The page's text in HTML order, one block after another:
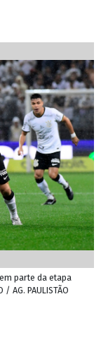
parte da etapa
AG. PAULISTÃO